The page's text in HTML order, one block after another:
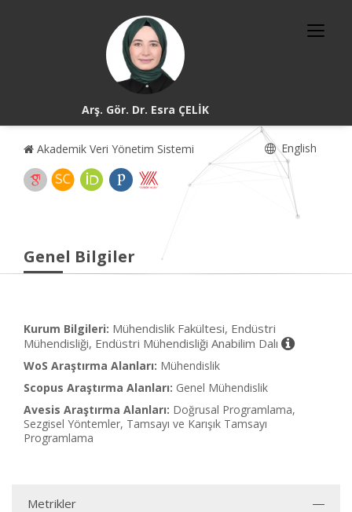
Arş. Gör. Dr. Esra ÇELİK
Akademik Veri Yönetim Sistemi English
Genel Bilgiler
Kurum Bilgileri: Mühendislik Fakültesi, Endüstri
Mühendisliği, Endüstri Mühendisliği Anabilim Dalı
WoS Araştırma Alanları: Mühendislik
Scopus Araştırma Alanları: Genel Mühendislik
Avesis Araştırma Alanları: Doğrusal Programlama,
Sezgisel Yöntemler, Tamsayı ve Karışık Tamsayı
Programlama
Metrikler